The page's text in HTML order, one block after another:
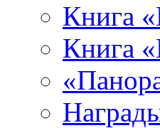
Книга
Книга